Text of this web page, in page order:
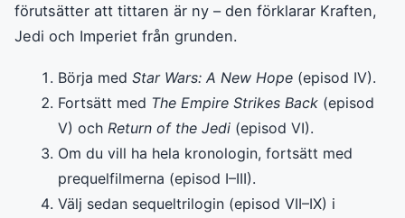
förutsätter att tittaren är ny – den förklarar Kraften,
Jedi och Imperiet från grunden.
Börja med Star Wars: A New Hope (episod IV).
Fortsätt med The Empire Strikes Back (episod
V) och Return of the Jedi (episod VI).
Om du vill ha hela kronologin, fortsätt med
prequelfilmerna (episod I–III).
Välj sedan sequeltrilogin (episod VII–IX) i